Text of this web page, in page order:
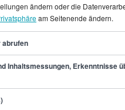
ändern oder die
am Seitenende ändern.
abrufen
Inhaltsmessungen, Erkenntnisse